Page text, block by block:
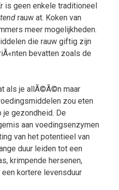
is geen enkele traditioneel
rauw at. Koken van
meer mogelijkheden.
die rauw giftig zijn
bevatten zoals de
als je allÃ©Ã©n maar
zou eten
je gezondheid. De
aan voedingsenzymen
van het potentieel van
duur leiden tot een
krimpende hersenen,
kortere levensduur